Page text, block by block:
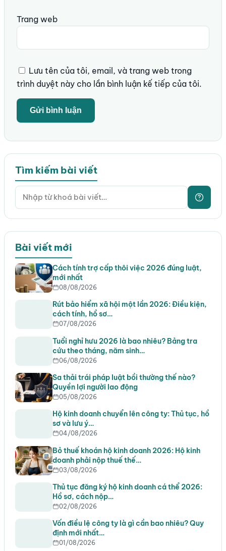
Trang web
Lưu tên của tôi, email, và trang web trong
trình duyệt này cho lần bình luận kế tiếp của tôi.
Tìm kiếm bài viết
Bài viết mới
Cách tính trợ cấp thôi việc 2026 đúng luật,
mới nhất
08/08/2026
Rút bảo hiểm xã hội một lần 2026: Điều kiện,
cách tính, hồ sơ…
07/08/2026
Tuổi nghỉ hưu 2026 là bao nhiêu? Bảng tra
cứu theo tháng, năm sinh…
06/08/2026
Sa thải trái pháp luật bồi thường thế nào?
Quyền lợi người lao động
05/08/2026
Hộ kinh doanh chuyển lên công ty: Thủ tục, hồ
sơ và lưu ý…
04/08/2026
Bỏ thuế khoán hộ kinh doanh 2026: Hộ kinh
doanh phải nộp thuế thế…
03/08/2026
Thủ tục đăng ký hộ kinh doanh cá thể 2026:
Hồ sơ, cách nộp…
02/08/2026
Vốn điều lệ công ty là gì cần bao nhiêu? Quy
định mới nhất…
01/08/2026